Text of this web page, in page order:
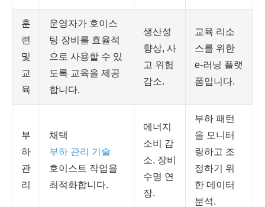
훈
련
및
교
육
운영자가 호이스
팅 장비를 효율적
으로 사용할 수 있
도록 교육을 제공
합니다.
생산성
향상, 사
고 위험
감소.
교육 리소
스를 위한
e-러닝 플랫
폼입니다.
부
하
관
리
채택
부하 관리 기술
호이스트 작업을
최적화합니다.
에너지
소비 감
소, 장비
수명 연
장.
부하 패턴
을 모니터
링하고 조
정하기 위
한 데이터
분석.